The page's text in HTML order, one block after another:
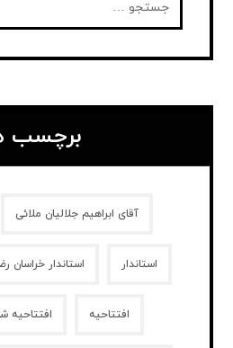
برچسب
آقای ابراهیم جلالیان ملائی
استاندار استاندار خراسان
افتتاحیه افتتاحیه